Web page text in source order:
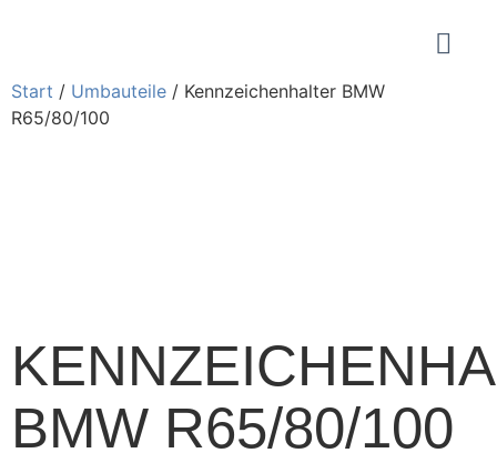
Start / Umbauteile / Kennzeichenhalter BMW
R65/80/100
BMW R65/80/100